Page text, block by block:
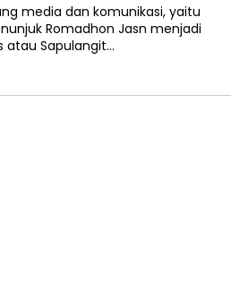
media dan komunikasi, yaitu
Romadhon Jasn menjadi
atau Sapulangit…